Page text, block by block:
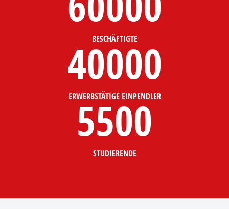
BESCHÄFTIGTE
40000
ERWERBSTÄTIGE EINPENDLER
5500
STUDIERENDE